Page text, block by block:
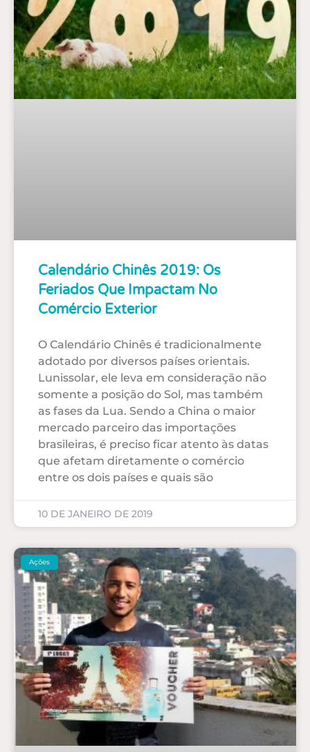
Calendário Chinês 2019: Os
Feriados Que Impactam No
Comércio Exterior
O Calendário Chinês é tradicionalmente
adotado por diversos países orientais.
Lunissolar, ele leva em consideração não
somente a posição do Sol, mas também
as fases da Lua. Sendo a China o maior
mercado parceiro das importações
brasileiras, é preciso ficar atento às datas
que afetam diretamente o comércio
entre os dois países e quais são
10 DE JANEIRO DE 2019
Ações